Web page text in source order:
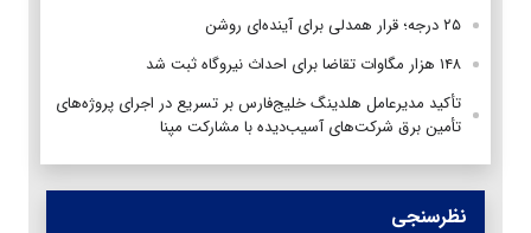
۲۵ درجه؛ قرار همدلی برای آینده‌ای روشن
۱۴۸ هزار مگاوات تقاضا برای احداث نیروگاه ثبت شد
تأکید مدیرعامل هلدینگ خلیج‌فارس بر تسریع در اجرای پروژه‌های
تأمین برق شرکت‌های آسیب‌دیده با مشارکت مپنا
نظرسنجی